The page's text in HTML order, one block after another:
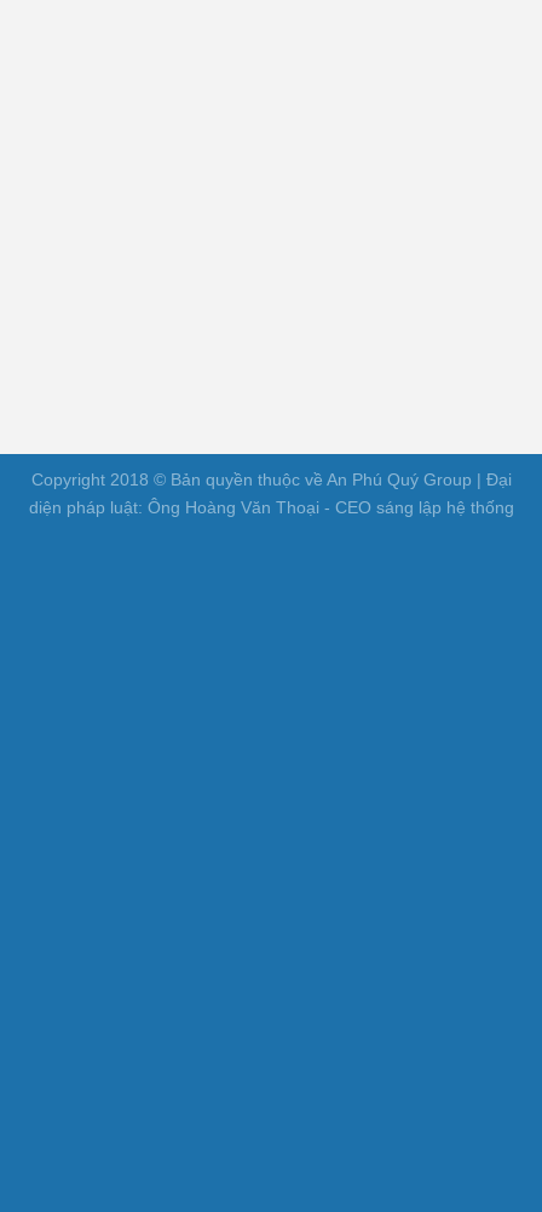
Copyright 2018 © Bản quyền thuộc về An Phú Quý Group | Đại
diện pháp luật: Ông Hoàng Văn Thoại - CEO sáng lập hệ thống